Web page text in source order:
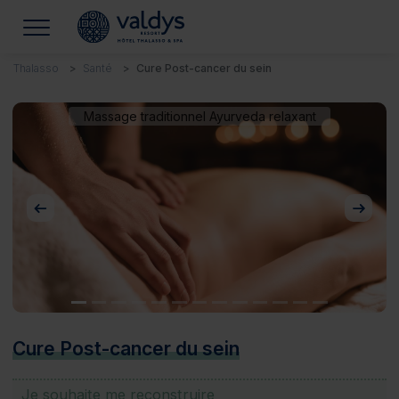
Thalasso Santé Cure Post-cancer du sein
Massage traditionnel Ayurveda relaxant
Précédent
Cure Post-cancer du sein
Je souhaite me reconstruire